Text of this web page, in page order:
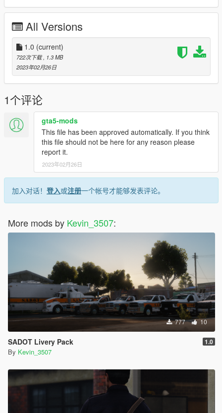
All Versions
1.0 (current)
722次下载 , 1.3 MB
2023年02月26日
1个评论
gta5-mods
This file has been approved automatically. If you think
this file should not be here for any reason please
report it.
2023年02月26日
加入对话！ 登入或注册一个帐号才能够发表评论。
More mods by Kevin_3507:
777 10
SADOT Livery Pack 1.0
By Kevin_3507